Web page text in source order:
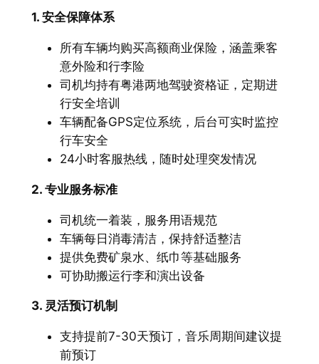
1. 安全保障体系
所有车辆均购买高额商业保险，涵盖乘客
意外险和行李险
司机均持有粤港两地驾驶资格证，定期进
行安全培训
车辆配备GPS定位系统，后台可实时监控
行车安全
24小时客服热线，随时处理突发情况
2. 专业服务标准
司机统一着装，服务用语规范
车辆每日消毒清洁，保持舒适整洁
提供免费矿泉水、纸巾等基础服务
可协助搬运行李和演出设备
3. 灵活预订机制
支持提前7-30天预订，音乐周期间建议提
前预订